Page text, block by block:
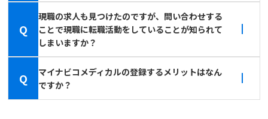
Q
現職の求人も見つけたのですが、問い合わせする
ことで現職に転職活動をしていることが知られて
しまいますか？
Q
マイナビコメディカルの登録するメリットはなん
ですか？